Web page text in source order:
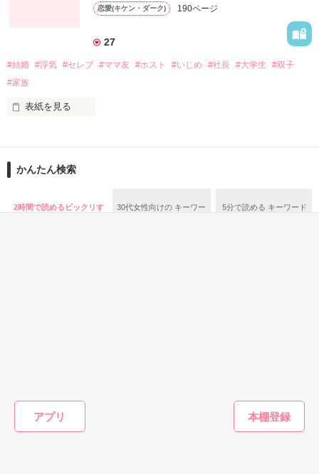
アプリ
「お前、今日から俺の彼女な」
「は、はぁ！？」
*･゜ﾟ･*:.｡..｡.:*:.｡. .｡.:*･゜ﾟ･*
日向と寧音の双子の息子と娘
天道 莉里(ﾘﾘ)
悠陽はまたまた蓮司似!?
悠陽はドＳ!?
美形の双子
でいただけたらうれしいです!!
恋愛(キケン・ダーク) 190ページ
27
#結婚 #浮気 #セレブ #ママ友 #ホスト #いじめ #社長 #大学生
#双子
#家族
表紙を見る
互いの命が尽きる刹那まで愛を
桐生留奈(ｷﾘｭｳﾙﾅ）22歳
かんたん検索
2時間で読めるビックリす
30代女性向けの キーワー
5分で読める キーワード
たかった。
未桜縫／著
MOCHI／著
つけら
罪のな
重に育
真義あ